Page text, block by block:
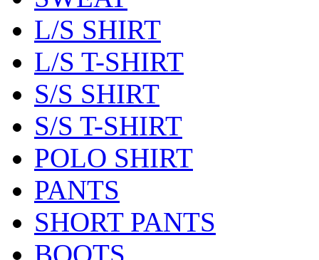
L/S SHIRT
L/S T-SHIRT
S/S SHIRT
S/S T-SHIRT
POLO SHIRT
PANTS
SHORT PANTS
BOOTS